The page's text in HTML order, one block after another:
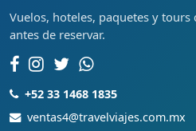
Vuelos, hoteles, paquetes y tours
antes de reservar.
+52 33 1468 1835
ventas4@travelviajes.com.mx